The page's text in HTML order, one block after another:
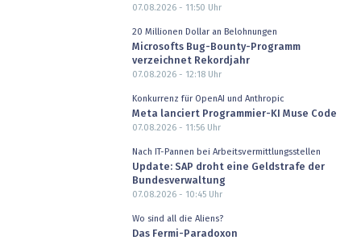
07.08.2026 - 11:50 Uhr
20 Millionen Dollar an Belohnungen
Microsofts Bug-Bounty-Programm
verzeichnet Rekordjahr
07.08.2026 - 12:18Uhr
Konkurrenz für OpenAI und Anthropic
Meta lanciert Programmier-KI Muse Code
07.08.2026 - 11:56Uhr
Nach IT-Pannen bei Arbeitsvermittlungsstellen
Update: SAP droht eine Geldstrafe der
Bundesverwaltung
07.08.2026 - 10:45Uhr
Wo sind all die Aliens?
Das Fermi-Paradoxon